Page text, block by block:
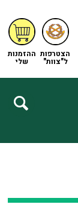
ההזמנות
שלי
הצטרפות
ל"צוות"